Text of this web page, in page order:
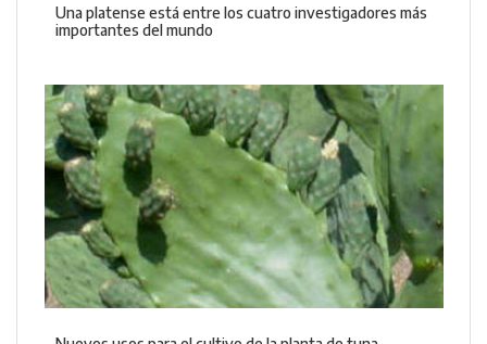
Una platense está entre los cuatro investigadores más
importantes del mundo